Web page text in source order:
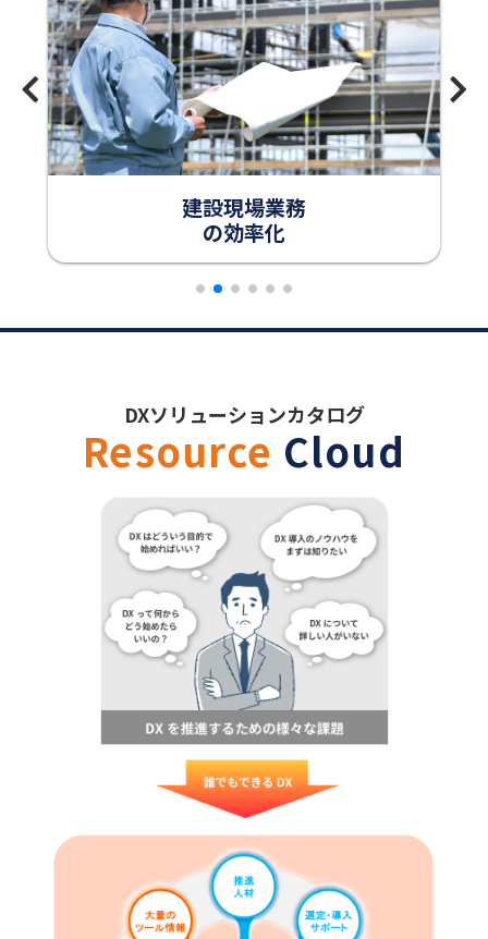
建設現場業務
の効率化
DXソリューションカタログ
Resource Cloud